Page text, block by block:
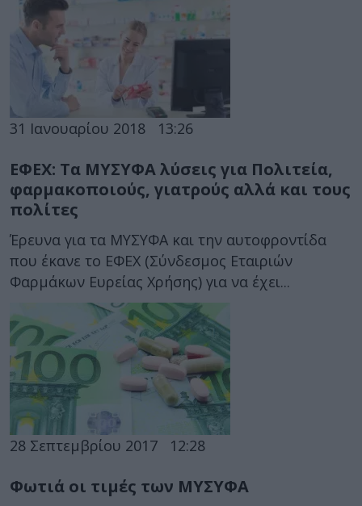
31 Ιανουαρίου 2018 13:26
ΕΦΕΧ: Τα ΜΥΣΥΦΑ λύσεις για Πολιτεία,
φαρμακοποιούς, γιατρούς αλλά και τους
πολίτες
Έρευνα για τα ΜΥΣΥΦΑ και την αυτοφροντίδα
που έκανε το ΕΦΕΧ (Σύνδεσμος Εταιριών
Φαρμάκων Ευρείας Χρήσης) για να έχει...
28 Σεπτεμβρίου 2017 12:28
Φωτιά οι τιμές των ΜΥΣΥΦΑ